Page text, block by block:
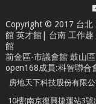
Copyright © 2017 台北
館 英才館| 台南 工作趣
館
前金區-市議會館 鼓山
open168成員:科智聯合
房地天下科技股份有限
10樓(南京復興捷運站3